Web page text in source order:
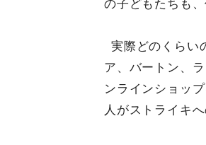
の子どもたちも
実際どのくらい
ア、バートン、
ンラインショッ
人がストライキ